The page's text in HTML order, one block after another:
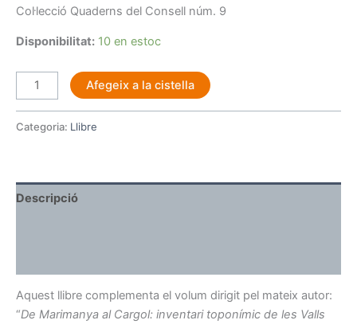
Col·lecció Quaderns del Consell núm. 9
Disponibilitat: 10 en estoc
Afegeix a la cistella
Categoria: Llibre
Descripció
Aquest llibre complementa el volum dirigit pel mateix autor:
“De Marimanya al Cargol: inventari toponímic de les Valls